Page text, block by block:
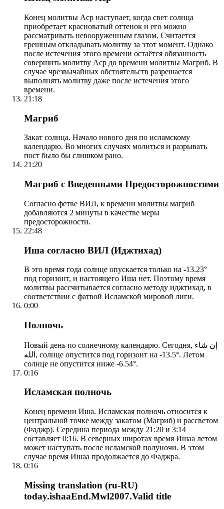
Конец молитвы Аср наступает, когда свет солнца
приобретает красноватый оттенок и его можно
рассматривать невооруженным глазом. Считается
грешным откладывать молитву за этот момент. Однако
после истечения этого времени остаётся обязанность
совершить молитву Аср до времени молитвы Магриб. В
случае чрезвычайных обстоятельств разрешается
выполнять молитву даже после истечения этого
времени.
21:18
Магриб
Закат солнца. Начало нового дня по исламскому
календарю. Во многих случаях молиться и разрывать
пост было бы слишком рано.
21:20
Магриб с Введенными Предосторожностями
Согласно фетве ВИЛ, к времени молитвы магриб
добавляются 2 минуты в качестве меры
предосторожности.
22:48
Иша согласно ВИЛ (Иджтихад)
В это время года солнце опускается только на -13.23°
под горизонт, и настоящего Иша нет. Поэтому время
молитвы рассчитывается согласно методу иджтихад, в
соответствии с фатвой Исламской мировой лиги.
0:00
Полночь
Новый день по солнечному календарю. Сегодня, إن شاء
الله, солнце опустится под горизонт на -13.5°. Летом
солнце не опустится ниже -6.54°.
0:16
Исламская полночь
Конец времени Иша. Исламская полночь относится к
центральной точке между закатом (Магриб) и рассветом
(Фаджр). Середина периода между 21:20 и 3:14
составляет 0:16. В северных широтах время Ишаа летом
может наступать после исламской полуночи. В этом
случае время Ишаа продолжается до Фаджра.
0:16
Missing translation (ru-RU)
today.ishaaEnd.Mwl2007.Valid title